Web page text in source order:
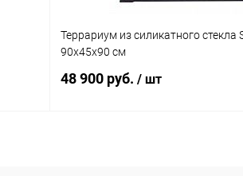
Террариум из силикатного стекла
90х45х90 см
48 900 руб. / шт